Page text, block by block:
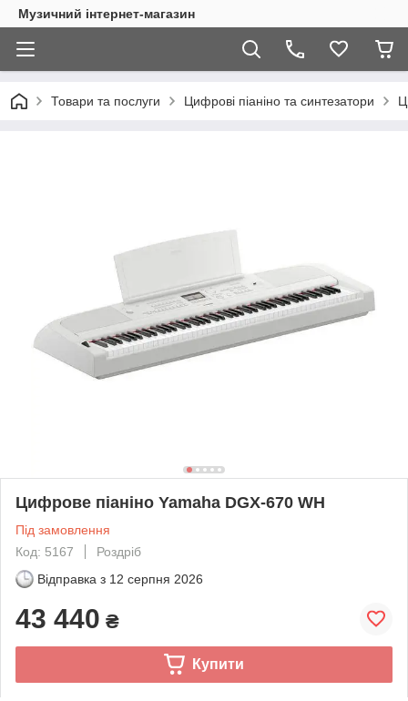
Музичний інтернет-магазин
Товари та послуги Цифрові піаніно та синтезатори
Цифрове піаніно Yamaha DGX-670 WH
Під замовлення
Код: 5167
Роздріб
Відправка з 12 серпня 2026
43 440 ₴
Купити